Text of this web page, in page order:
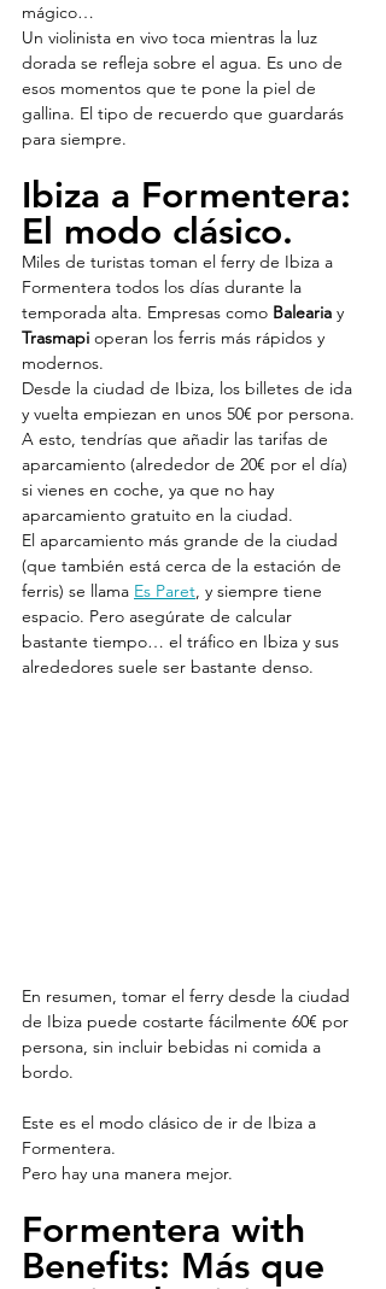
mágico…
Un violinista en vivo toca mientras la luz
dorada se refleja sobre el agua. Es uno de
esos momentos que te pone la piel de
gallina. El tipo de recuerdo que guardarás
para siempre.
Ibiza a Formentera:
El modo clásico.
Miles de turistas toman el ferry de Ibiza a
Formentera todos los días durante la
temporada alta. Empresas como Balearia y
Trasmapi operan los ferris más rápidos y
modernos.
Desde la ciudad de Ibiza, los billetes de ida
y vuelta empiezan en unos 50€ por persona.
A esto, tendrías que añadir las tarifas de
aparcamiento (alrededor de 20€ por el día)
si vienes en coche, ya que no hay
aparcamiento gratuito en la ciudad.
El aparcamiento más grande de la ciudad
(que también está cerca de la estación de
ferris) se llama Es Paret, y siempre tiene
espacio. Pero asegúrate de calcular
bastante tiempo… el tráfico en Ibiza y sus
alrededores suele ser bastante denso.
En resumen, tomar el ferry desde la ciudad
de Ibiza puede costarte fácilmente 60€ por
persona, sin incluir bebidas ni comida a
bordo.
Este es el modo clásico de ir de Ibiza a
Formentera.
Pero hay una manera mejor.
Formentera with
Benefits: Más que